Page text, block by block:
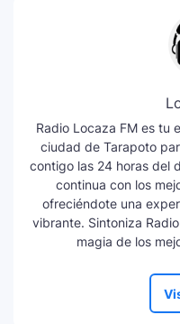
Radio Locaza FM es tu
ciudad de Tarapoto
contigo las 24 horas del
continua con los
ofreciéndote una
vibrante. Sintoniza
magia de los